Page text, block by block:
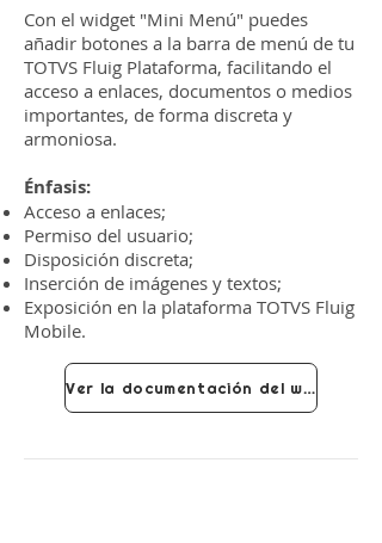
Con el widget "Mini Menú" puedes
añadir botones a la barra de menú de tu
TOTVS Fluig Plataforma, facilitando el
acceso a enlaces, documentos o medios
importantes, de forma discreta y
armoniosa.
Énfasis:
Acceso a enlaces;
Permiso del usuario;
Disposición discreta;
Inserción de imágenes y textos;
Exposición en la plataforma TOTVS Fluig
Mobile.
Ver la documentación del widget